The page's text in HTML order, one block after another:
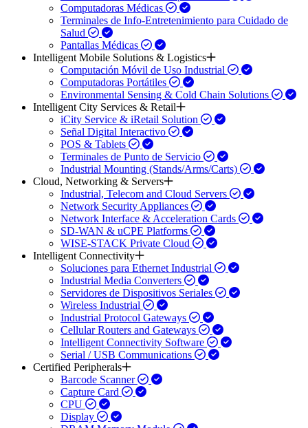
Computadoras Médicas
Terminales de Info-Entretenimiento para Cuidado de
Salud
Pantallas Médicas
Intelligent Mobile Solutions & Logistics
Computación Móvil de Uso Industrial
Computadoras Portátiles
Environmental Sensing & Cold Chain Solutions
Intelligent City Services & Retail
iCity Service & iRetail Solution
Señal Digital Interactivo
POS & Tablets
Terminales de Punto de Servicio
Industrial Mounting (Stands/Arms/Carts)
Cloud, Networking & Servers
Industrial, Telecom and Cloud Servers
Network Security Appliances
Network Interface & Acceleration Cards
SD-WAN & uCPE Platforms
WISE-STACK Private Cloud
Intelligent Connectivity
Soluciones para Ethernet Industrial
Industrial Media Converters
Servidores de Dispositivos Seriales
Wireless Industrial
Industrial Protocol Gateways
Cellular Routers and Gateways
Intelligent Connectivity Software
Serial / USB Communications
Certified Peripherals
Barcode Scanner
Capture Card
CPU
Display